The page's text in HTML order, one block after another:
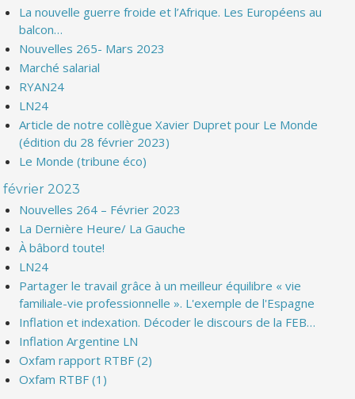
La nouvelle guerre froide et l’Afrique. Les Européens au
balcon…
Nouvelles 265- Mars 2023
Marché salarial
RYAN24
LN24
Article de notre collègue Xavier Dupret pour Le Monde
(édition du 28 février 2023)
Le Monde (tribune éco)
février 2023
Nouvelles 264 – Février 2023
La Dernière Heure/ La Gauche
À bâbord toute!
LN24
Partager le travail grâce à un meilleur équilibre « vie
familiale-vie professionnelle ». L'exemple de l'Espagne
Inflation et indexation. Décoder le discours de la FEB…
Inflation Argentine LN
Oxfam rapport RTBF (2)
Oxfam RTBF (1)